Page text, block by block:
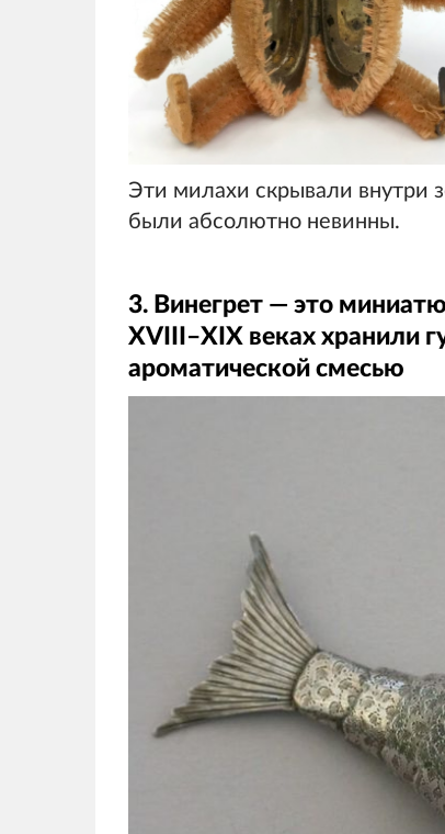
Эти милахи скрывали внутри
были абсолютно невинны.
3. Винегрет — это
XVIII–XIX веках хранили
ароматической смесью